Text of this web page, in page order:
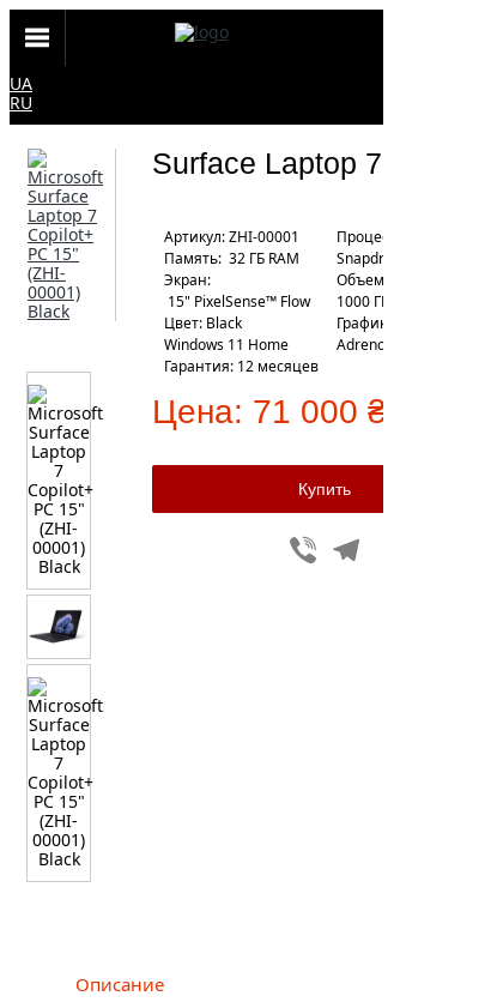
UA
RU
Surface Laptop 7 15"
Артикул: ZHI-00001
Процессор:
Snapdragon X Elite
Память: 32 ГБ RAM
Объем хранения: SSD
1000 ГБ
Экран:
15" PixelSense™ Flow
Графика: Qualcomm
Adreno
Цвет: Black
Windows 11 Home
Гарантия: 12 месяцев
Цена: 71 000 ₴
Viber
Описание